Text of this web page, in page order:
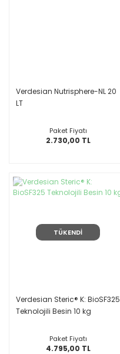
Verdesian Nutrisphere-NL 20
LT
Paket Fiyatı
2.730,00 TL
TÜKENDİ
Verdesian Steric® K: BioSF325
Teknolojili Besin 10 kg
Paket Fiyatı
4.795,00 TL